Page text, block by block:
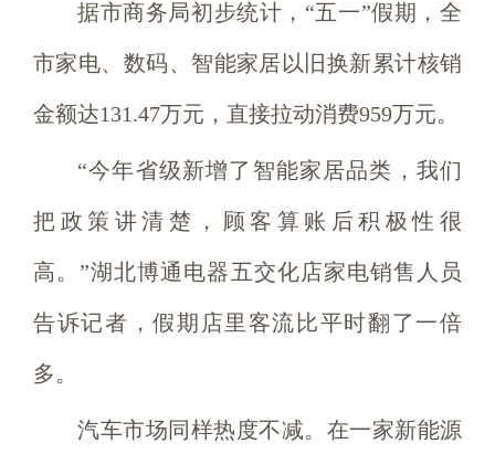
据市商务局初步统计，“五一”假期，全
市家电、数码、智能家居以旧换新累计核销
金额达131.47万元，直接拉动消费959万元。
“今年省级新增了智能家居品类，我们
把政策讲清楚，顾客算账后积极性很
高。”湖北博通电器五交化店家电销售人员
告诉记者，假期店里客流比平时翻了一倍
多。
汽车市场同样热度不减。在一家新能源